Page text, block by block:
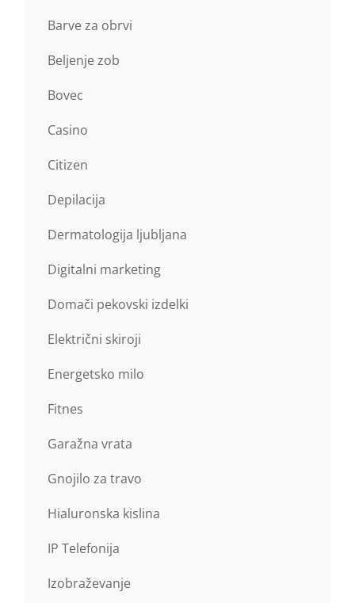
Barve za obrvi
Beljenje zob
Bovec
Casino
Citizen
Depilacija
Dermatologija ljubljana
Digitalni marketing
Domači pekovski izdelki
Električni skiroji
Energetsko milo
Fitnes
Garažna vrata
Gnojilo za travo
Hialuronska kislina
IP Telefonija
Izobraževanje